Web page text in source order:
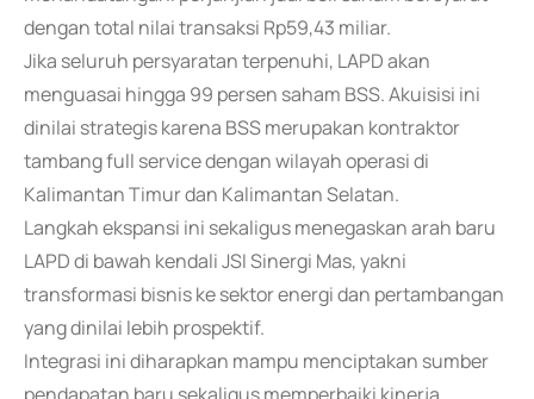
dengan total nilai transaksi Rp59,43 miliar.
Jika seluruh persyaratan terpenuhi, LAPD akan
menguasai hingga 99 persen saham BSS. Akuisisi ini
dinilai strategis karena BSS merupakan kontraktor
tambang full service dengan wilayah operasi di
Kalimantan Timur dan Kalimantan Selatan.
Langkah ekspansi ini sekaligus menegaskan arah baru
LAPD di bawah kendali JSI Sinergi Mas, yakni
transformasi bisnis ke sektor energi dan pertambangan
yang dinilai lebih prospektif.
Integrasi ini diharapkan mampu menciptakan sumber